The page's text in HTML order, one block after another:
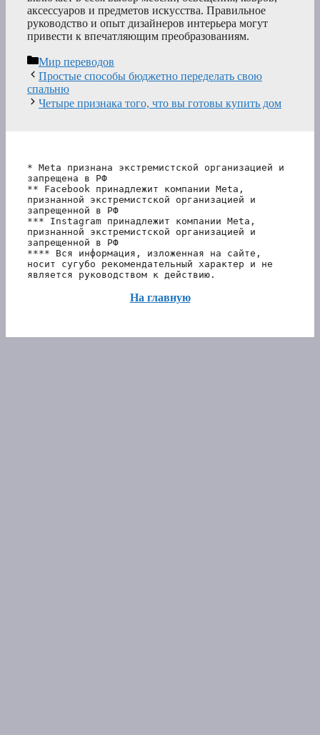
аксессуаров и предметов искусства. Правильное
руководство и опыт дизайнеров интерьера могут
привести к впечатляющим преобразованиям.
Рубрики
Мир переводов
Простые способы бюджетно переделать свою
спальню
Четыре признака того, что вы готовы купить дом
* Meta признана экстремистской организацией и
запрещена в РФ
** Facebook принадлежит компании Meta,
признанной экстремистской организацией и
запрещенной в РФ
*** Instagram принадлежит компании Meta,
признанной экстремистской организацией и
запрещенной в РФ
**** Вся информация, изложенная на сайте,
носит сугубо рекомендательный характер и не
является руководством к действию.
На главную